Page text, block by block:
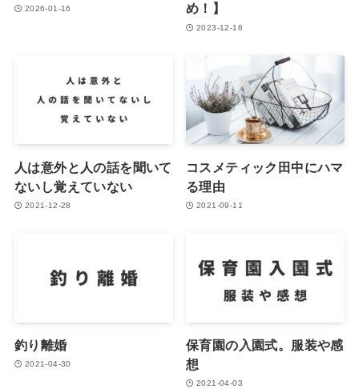
2026-01-16
め！】
2023-12-18
人は意外と人の話を聞いて
ないし覚えていない
2021-12-28
コスメティック田中にハマ
る理由
2021-09-11
釣り離婚
2021-04-30
保育園の入園式。服装や感
想
2021-04-03